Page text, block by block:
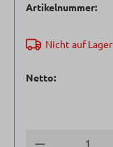
Artikelnummer:
Nicht auf Lager
Netto:
Anzahl verringern